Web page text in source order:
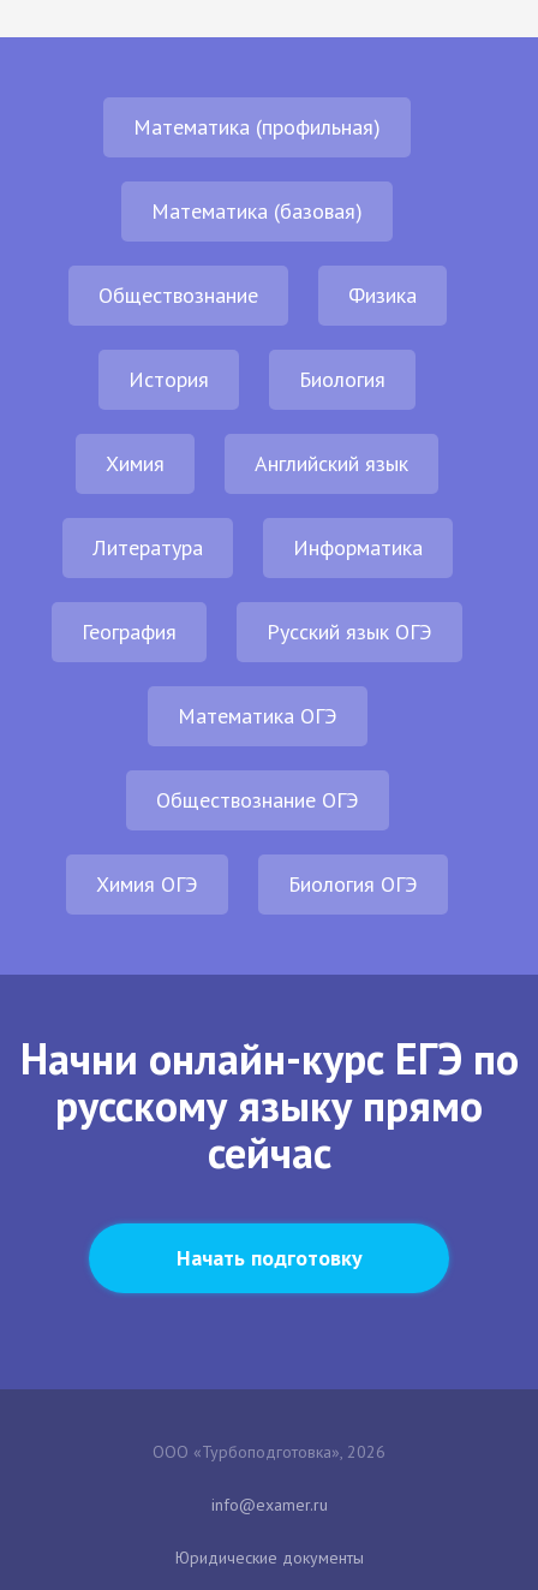
Математика (профильная)
Математика (базовая)
Обществознание Физика
История Биология
Химия Английский язык
Литература Информатика
География Русский язык ОГЭ
Математика ОГЭ
Обществознание ОГЭ
Химия ОГЭ Биология ОГЭ
Начни онлайн-курс ЕГЭ по
русскому языку прямо
сейчас
Начать подготовку
ООО «Турбоподготовка», 2026
Юридические документы